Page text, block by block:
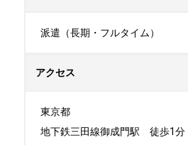
派遣（長期・フルタイム）
アクセス
東京都
地下鉄三田線御成門駅　徒歩1分